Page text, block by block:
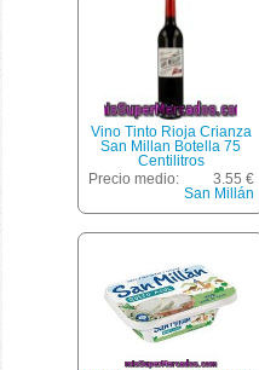
Vino Tinto Rioja Crianza
San Millan Botella 75
Centilitros
Precio medio:
3.55 €
San Millán